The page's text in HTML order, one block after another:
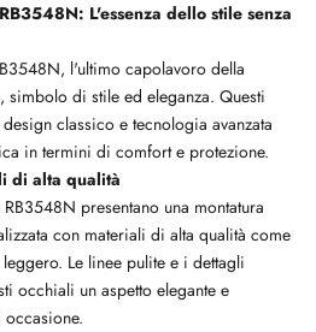
L'essenza dello stile senza
l'ultimo capolavoro della
simbolo di stile ed eleganza. Questi
classico e tecnologia avanzata
in termini di comfort e protezione.
di alta qualità
presentano una montatura
con materiali di alta qualità come
Le linee pulite e i dettagli
occhiali un aspetto elegante e